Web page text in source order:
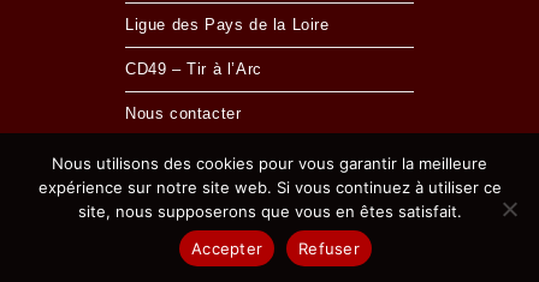
Ligue des Pays de la Loire
CD49 – Tir à l’Arc
Nous contacter
MENTIONS LÉGALES- © 2024 TIR À L'ARC CHOLETAIS
Nous utilisons des cookies pour vous garantir la meilleure
expérience sur notre site web. Si vous continuez à utiliser ce
site, nous supposerons que vous en êtes satisfait.
Accepter
Refuser